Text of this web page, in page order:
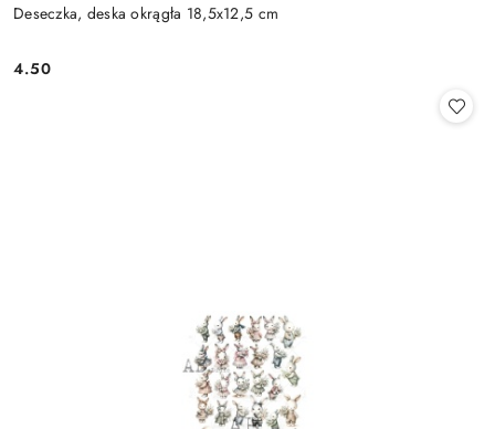
Deseczka, deska okrągła 18,5x12,5 cm
Cena:
4.50